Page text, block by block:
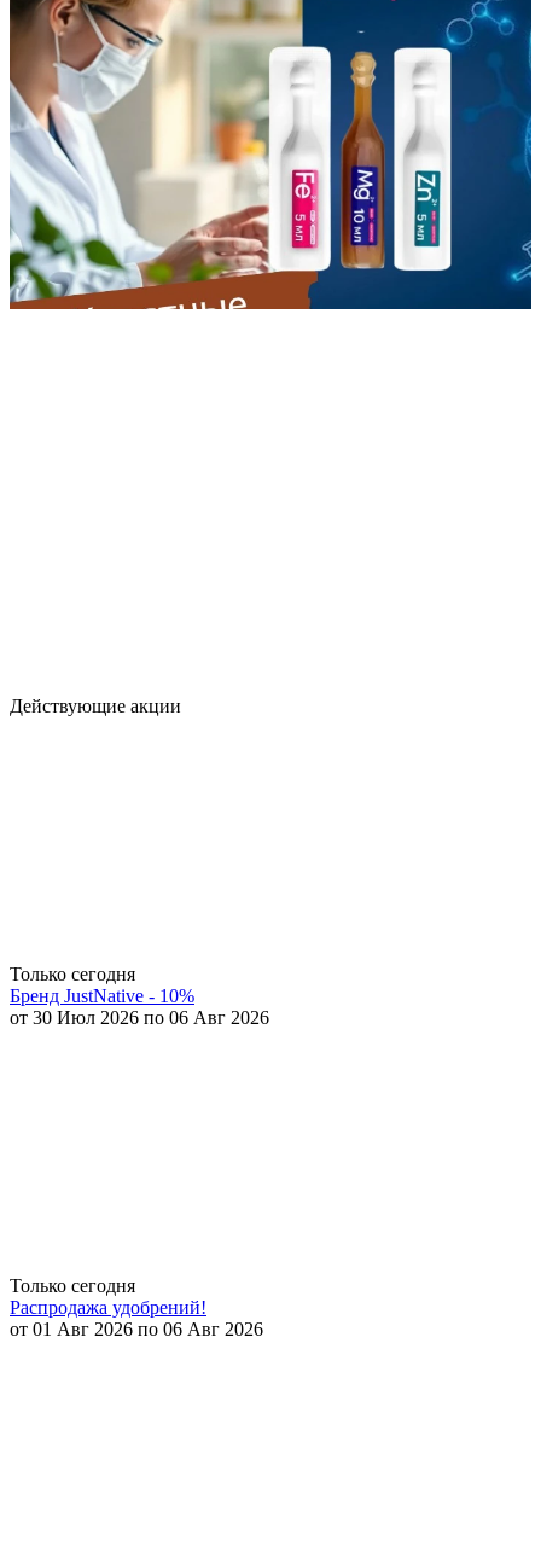
Действующие акции
Только сегодня
Бренд JustNative - 10%
от 30 Июл 2026 по 06 Авг 2026
Только сегодня
Распродажа удобрений!
от 01 Авг 2026 по 06 Авг 2026